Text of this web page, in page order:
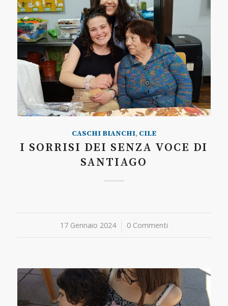
CASCHI BIANCHI, CILE
I SORRISI DEI SENZA VOCE DI
SANTIAGO
17 Gennaio 2024
/ 0 Commenti